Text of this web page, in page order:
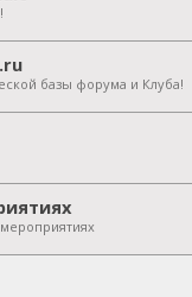
базы форума и Клуба!